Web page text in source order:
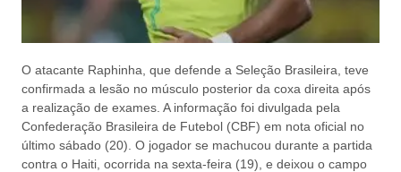
O atacante Raphinha, que defende a Seleção Brasileira, teve
confirmada a lesão no músculo posterior da coxa direita após
a realização de exames. A informação foi divulgada pela
Confederação Brasileira de Futebol (CBF) em nota oficial no
último sábado (20). O jogador se machucou durante a partida
contra o Haiti, ocorrida na sexta-feira (19), e deixou o campo